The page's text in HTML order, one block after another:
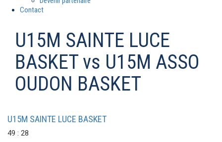
Contact
U15M SAINTE LUCE
BASKET vs U15M ASSO
OUDON BASKET
U15M SAINTE LUCE BASKET
49 : 28